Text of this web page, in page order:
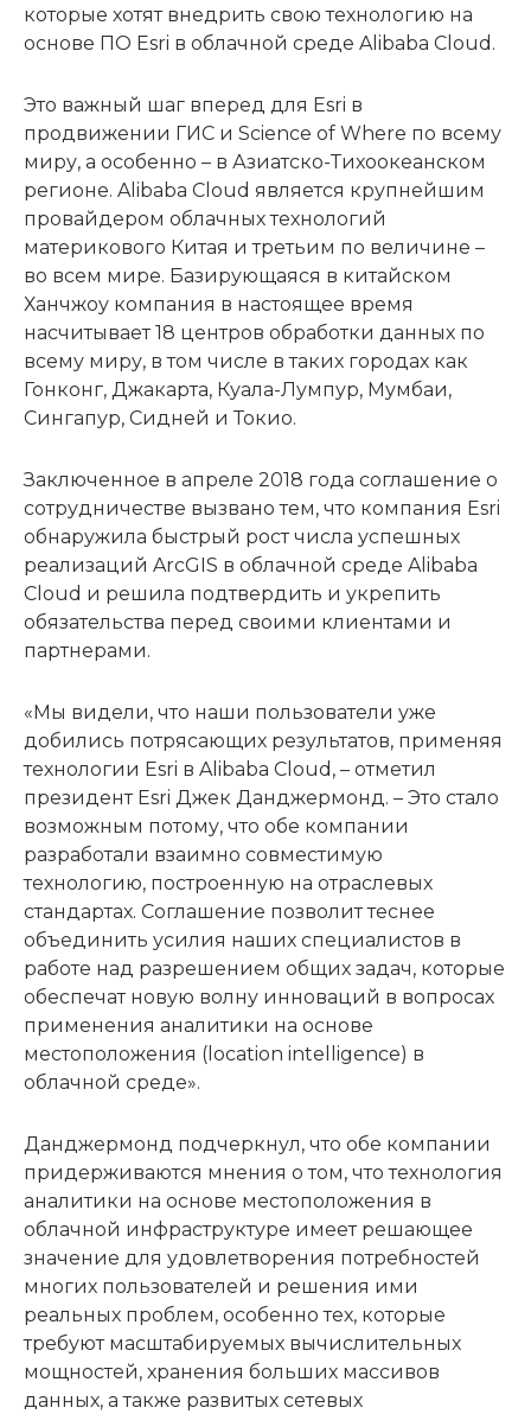
которые хотят внедрить свою технологию на
основе ПО Esri в облачной среде Alibaba Cloud.
Это важный шаг вперед для Esri в
продвижении ГИС и Science of Where по всему
миру, а особенно – в Азиатско-Тихоокеанском
регионе. Alibaba Cloud является крупнейшим
провайдером облачных технологий
материкового Китая и третьим по величине –
во всем мире. Базирующаяся в китайском
Ханчжоу компания в настоящее время
насчитывает 18 центров обработки данных по
всему миру, в том числе в таких городах как
Гонконг, Джакарта, Куала-Лумпур, Мумбаи,
Сингапур, Сидней и Токио.
Заключенное в апреле 2018 года соглашение о
сотрудничестве вызвано тем, что компания Esri
обнаружила быстрый рост числа успешных
реализаций ArcGIS в облачной среде Alibaba
Cloud и решила подтвердить и укрепить
обязательства перед своими клиентами и
партнерами.
«Мы видели, что наши пользователи уже
добились потрясающих результатов, применяя
технологии Esri в Alibaba Cloud, – отметил
президент Esri Джек Данджермонд. – Это стало
возможным потому, что обе компании
разработали взаимно совместимую
технологию, построенную на отраслевых
стандартах. Соглашение позволит теснее
объединить усилия наших специалистов в
работе над разрешением общих задач, которые
обеспечат новую волну инноваций в вопросах
применения аналитики на основе
местоположения (location intelligence) в
облачной среде».
Данджермонд подчеркнул, что обе компании
придерживаются мнения о том, что технология
аналитики на основе местоположения в
облачной инфраструктуре имеет решающее
значение для удовлетворения потребностей
многих пользователей и решения ими
реальных проблем, особенно тех, которые
требуют масштабируемых вычислительных
мощностей, хранения больших массивов
данных, а также развитых сетевых